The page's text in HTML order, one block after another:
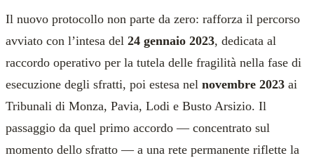
Il nuovo protocollo non parte da zero: rafforza il percorso
avviato con l’intesa del 24 gennaio 2023, dedicata al
raccordo operativo per la tutela delle fragilità nella fase di
esecuzione degli sfratti, poi estesa nel novembre 2023 ai
Tribunali di Monza, Pavia, Lodi e Busto Arsizio. Il
passaggio da quel primo accordo — concentrato sul
momento dello sfratto — a una rete permanente riflette la